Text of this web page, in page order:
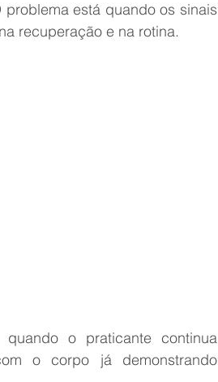
está quando os sinais
recuperação e na rotina.
quando o praticante continua
o corpo já demonstrando